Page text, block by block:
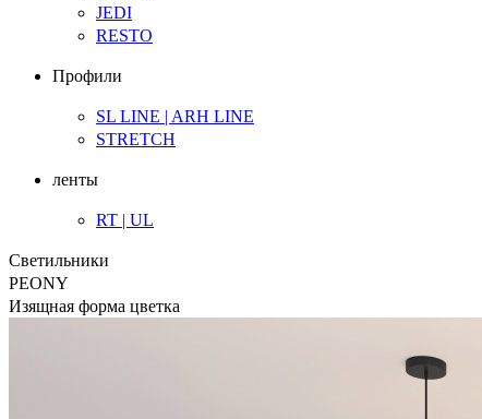
JEDI
RESTO
Профили
SL LINE | ARH LINE
STRETCH
ленты
RT | UL
Светильники
PEONY
Изящная форма цветка